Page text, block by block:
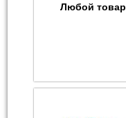
Любой товар